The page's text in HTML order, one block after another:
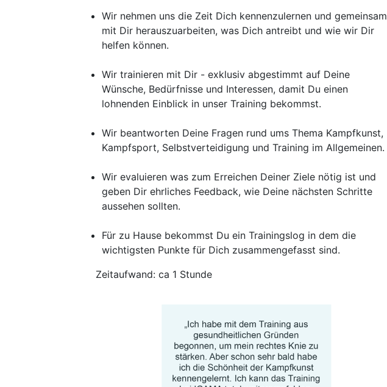
Wir nehmen uns die Zeit Dich kennenzulernen und gemeinsam
mit Dir herauszuarbeiten, was Dich antreibt und wie wir Dir
helfen können.
Wir trainieren mit Dir - exklusiv abgestimmt auf Deine
Wünsche, Bedürfnisse und Interessen, damit Du einen
lohnenden Einblick in unser Training bekommst.
Wir beantworten Deine Fragen rund ums Thema Kampfkunst,
Kampfsport, Selbstverteidigung und Training im Allgemeinen.
Wir evaluieren was zum Erreichen Deiner Ziele nötig ist und
geben Dir ehrliches Feedback, wie Deine nächsten Schritte
aussehen sollten.
Für zu Hause bekommst Du ein Trainingslog in dem die
wichtigsten Punkte für Dich zusammengefasst sind.
Zeitaufwand: ca 1 Stunde